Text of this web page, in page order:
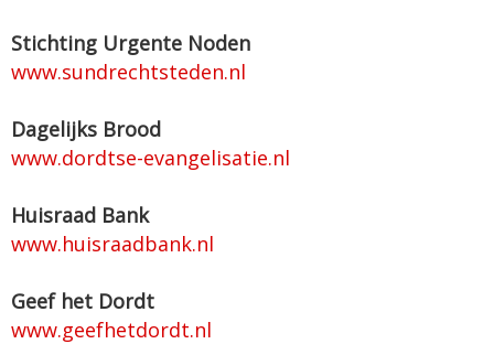
Stichting Urgente Noden
www.sundrechtsteden.nl
Dagelijks Brood
www.dordtse-evangelisatie.nl
Huisraad Bank
www.huisraadbank.nl
Geef het Dordt
www.geefhetdordt.nl